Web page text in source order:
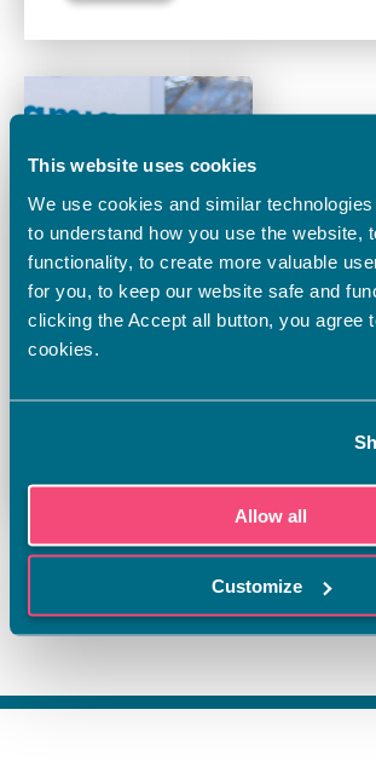
This website uses cookies
We use cookies and similar
to understand how you use the website,
functionality, to create more valuable
for you, to keep our website safe and
clicking the Accept all button, you agree
cookies.
Allow all
Customize
Uratarinat,Yleinen
kokki –finaalissa